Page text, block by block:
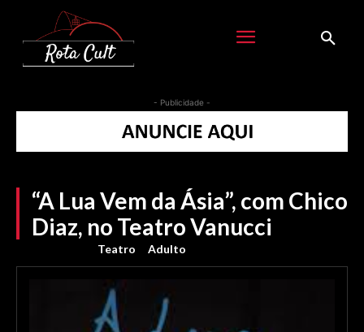
- Publicidade -
“A Lua Vem da Ásia”, com Chico
Diaz, no Teatro Vanucci
Teatro Adulto